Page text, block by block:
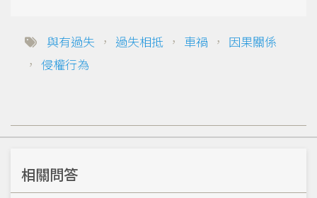
與有過失 ， 過失相抵 ， 車禍 ， 因果關係
， 侵權行為
相關問答